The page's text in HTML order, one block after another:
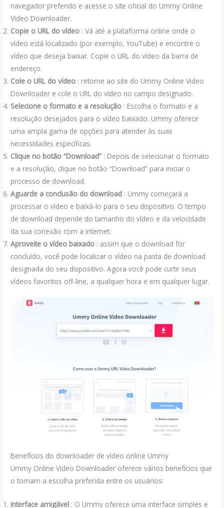
navegador preferido e acesse o site oficial do Ummy Online
Video Downloader.
Copie o URL do vídeo : Vá até a plataforma online onde o
vídeo está localizado (por exemplo, YouTube) e encontre o
vídeo que deseja baixar. Copie o URL do vídeo da barra de
endereço.
Cole o URL do vídeo : retorne ao site do Ummy Online Video
Downloader e cole o URL do vídeo no campo designado.
Selecione o formato e a resolução : Escolha o formato e a
resolução desejados para o vídeo baixado. Ummy oferece
uma ampla gama de opções para atender às suas
necessidades específicas.
Clique no botão “Download” : Depois de selecionar o formato
e a resolução, clique no botão “Download” para iniciar o
processo de download.
Aguarde a conclusão do download : Ummy começará a
processar o vídeo e baixá-lo para o seu dispositivo. O tempo
de download depende do tamanho do vídeo e da velocidade
da sua conexão com a internet.
Aproveite o vídeo baixado : assim que o download for
concluído, você pode localizar o vídeo na pasta de download
designada do seu dispositivo. Agora você pode curtir seus
vídeos favoritos off-line, a qualquer hora e em qualquer lugar.
Benefícios do downloader de vídeo online Ummy
Ummy Online Video Downloader oferece vários benefícios que
o tornam a escolha preferida entre os usuários:
Interface amigável : O Ummy oferece uma interface simples e